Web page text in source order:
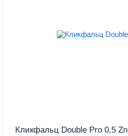
Кликфальц Double Pro 0,5 Zn